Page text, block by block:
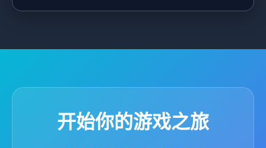
开始你的游戏之旅